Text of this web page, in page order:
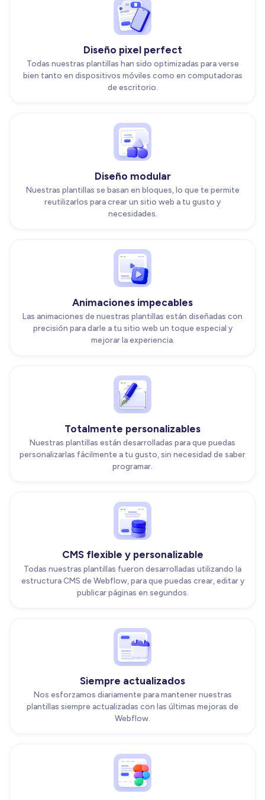
Diseño pixel perfect
Todas nuestras plantillas han sido optimizadas para verse
bien tanto en dispositivos móviles como en computadoras
de escritorio.
Diseño modular
Nuestras plantillas se basan en bloques, lo que te permite
reutilizarlos para crear un sitio web a tu gusto y
necesidades.
Animaciones impecables
Las animaciones de nuestras plantillas están diseñadas con
precisión para darle a tu sitio web un toque especial y
mejorar la experiencia.
Totalmente personalizables
Nuestras plantillas están desarrolladas para que puedas
personalizarlas fácilmente a tu gusto, sin necesidad de saber
programar.
CMS flexible y personalizable
Todas nuestras plantillas fueron desarrolladas utilizando la
estructura CMS de Webflow, para que puedas crear, editar y
publicar páginas en segundos.
Siempre actualizados
Nos esforzamos diariamente para mantener nuestras
plantillas siempre actualizadas con las últimas mejoras de
Webflow.